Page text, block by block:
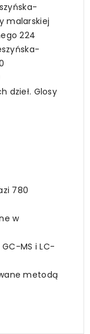
malarskiej
224
dzieł. Glosy
780
w
MS i LC-
metodą